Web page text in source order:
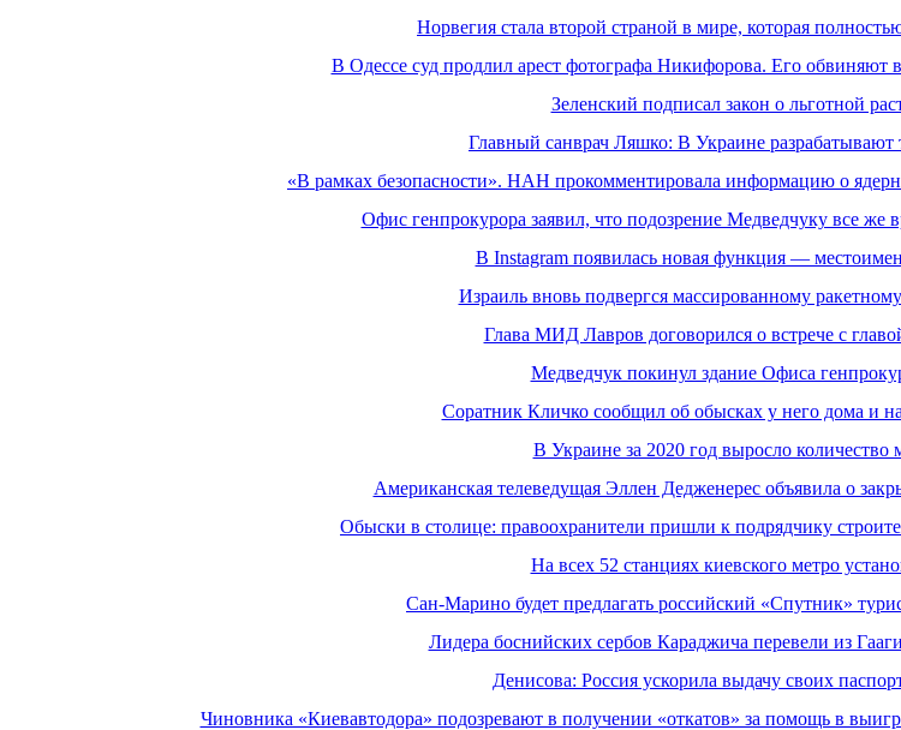
Норвегия стала второй страной в мире, которая
В Одессе суд продлил арест фотографа Никифорова. Его обвиняют
Зеленский подписал закон о льготной
Главный санврач Ляшко: В Украине разрабатывают
«В рамках безопасности». НАН прокомментировала информацию о
Офис генпрокурора заявил, что подозрение Медведчуку все же
В Instagram появилась новая функция —
Израиль вновь подвергся массированному
Глава МИД Лавров договорился о встрече с
Медведчук покинул здание Офиса
Соратник Кличко сообщил об обысках у него дома и
В Украине за 2020 год выросло
Американская телеведущая Эллен Дедженерес объявила о
Обыски в столице: правоохранители пришли к подрядчику
На всех 52 станциях киевского метро
Сан-Марино будет предлагать российский «Спутник»
Лидера боснийских сербов Караджича перевели из
Денисова: Россия ускорила выдачу своих
Чиновника «Киевавтодора» подозревают в получении «откатов» за помощь в